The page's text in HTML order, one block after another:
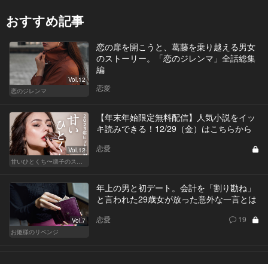
おすすめ記事
Vol.12
恋のジレンマ
恋の扉を開こうと、葛藤を乗り越える男女
のストーリー。「恋のジレンマ」全話総集
編
恋愛
Vol.12
甘いひとくち〜凛子のスイーツ探訪記〜
【年末年始限定無料配信】人気小説をイッ
キ読みできる！12/29（金）はこちらから
恋愛
Vol.7
お姫様のリベンジ
年上の男と初デート。会計を「割り勘ね」
と言われた29歳女が放った意外な一言とは
恋愛 19